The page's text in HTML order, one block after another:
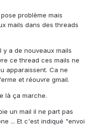
problème mais
mails dans des threads
a de nouveaux mails
ce thread ces mails ne
apparaissent. Ca ne
et réouvre gmail.
là ça marche.
un mail il ne part pas
... Et c'est indiqué "envoi